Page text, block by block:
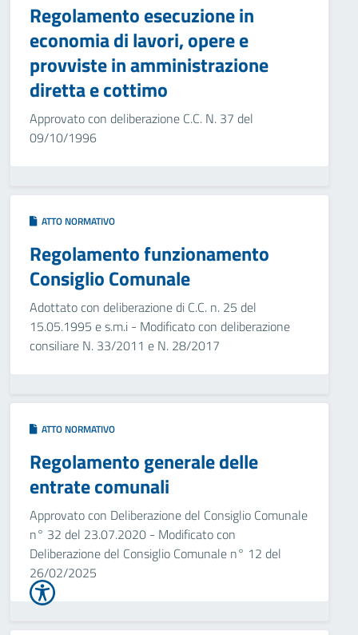
Regolamento esecuzione in
economia di lavori, opere e
provviste in amministrazione
diretta e cottimo
Approvato con deliberazione C.C. N. 37 del
09/10/1996
ATTO NORMATIVO
Regolamento funzionamento
Consiglio Comunale
Adottato con deliberazione di C.C. n. 25 del
15.05.1995 e s.m.i - Modificato con deliberazione
consiliare N. 33/2011 e N. 28/2017
ATTO NORMATIVO
Regolamento generale delle
entrate comunali
Approvato con Deliberazione del Consiglio Comunale
n° 32 del 23.07.2020 - Modificato con
Deliberazione del Consiglio Comunale n° 12 del
26/02/2025